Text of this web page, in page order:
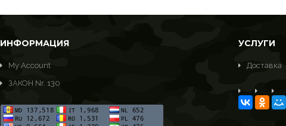
ИНФОРМАЦИЯ
My Account
ЗАКОН Nr. 130
УСЛУГИ
Доставка